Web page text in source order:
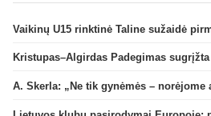
A. Skerla: „Ne tik gynėmės – norėjome